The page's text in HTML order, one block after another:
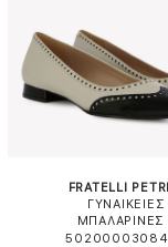
FRATELLI
ΓΥΝΑΙΚΕΙΕΣ
ΜΠΑΛΑΡΙΝΕΣ